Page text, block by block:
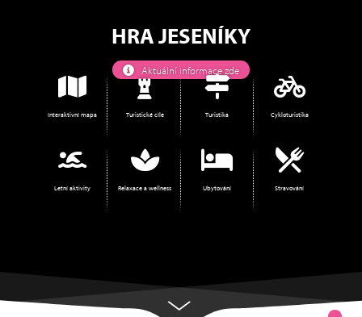
Interaktivní mapa Turistické cíle Turistika Cykloturistika
Letní aktivity Relaxace a wellness Ubytování Stravování
HRA JESENÍKY
Aktuální informace zde